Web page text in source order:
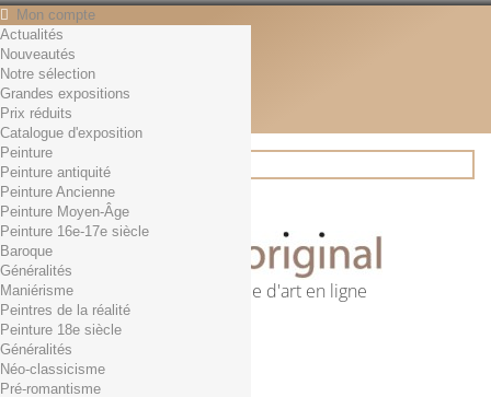
Mon compte
Contact
Français
English
Français
Actualités
Rechercher
Première librairie d'art en ligne
Panier (vide)
Aucun produit
0,01€ dès 29€ d'achat
Actualités
Nouveautés
Notre sélection
Grandes expositions
Prix réduits
Catalogue d'exposition
Peinture
Peinture antiquité
Peinture Ancienne
Peinture Moyen-Âge
Peinture 16e-17e siècle
Baroque
Généralités
Maniérisme
Peintres de la réalité
Peinture 18e siècle
Généralités
Néo-classicisme
Pré-romantisme